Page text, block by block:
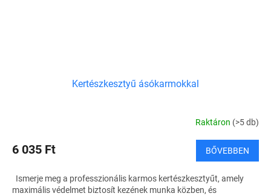
Kertészkesztyű ásókarmokkal
Raktáron (>5 db)
6 035 Ft BŐVEBBEN
Ismerje meg a professzionális karmos kertészkesztyűt, amely
maximális védelmet biztosít kezének munka közben, és